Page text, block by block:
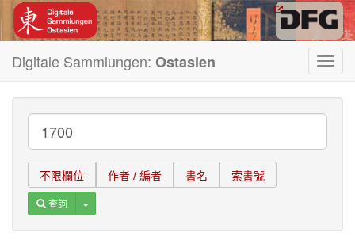
Digitale Sammlungen: Ostasien
不限欄位 作者 / 編者 書名 索書號
查詢 Toggle Dropdown